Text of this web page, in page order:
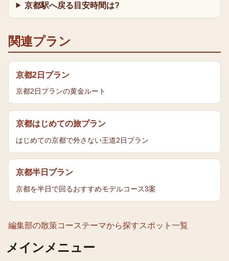
メインメニュー
京都駅へ戻る目安時間は?
関連プラン
京都2日プラン
京都2日プランの黄金ルート
京都はじめての旅プラン
はじめての京都で外さない王道2日プラン
京都半日プラン
京都を半日で回るおすすめモデルコース3案
編集部の散策コーステーマから探すスポット一覧